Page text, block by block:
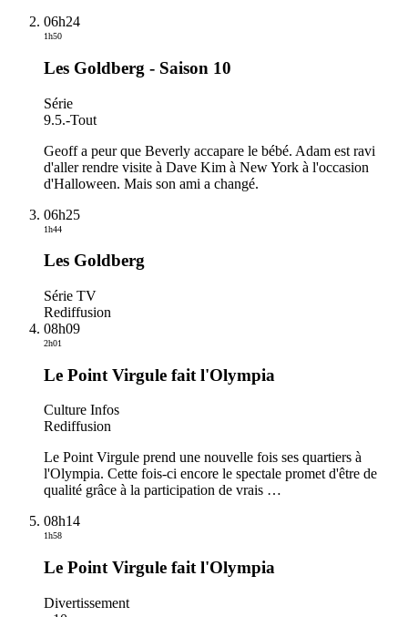
06h24
1h50
Les Goldberg - Saison 10
Série
9.5.-Tout
Geoff a peur que Beverly accapare le bébé. Adam est ravi
d'aller rendre visite à Dave Kim à New York à l'occasion
d'Halloween. Mais son ami a changé.
06h25
1h44
Les Goldberg
Série TV
Rediffusion
08h09
2h01
Le Point Virgule fait l'Olympia
Culture Infos
Rediffusion
Le Point Virgule prend une nouvelle fois ses quartiers à
l'Olympia. Cette fois-ci encore le spectale promet d'être de
qualité grâce à la participation de vrais …
08h14
1h58
Le Point Virgule fait l'Olympia
Divertissement